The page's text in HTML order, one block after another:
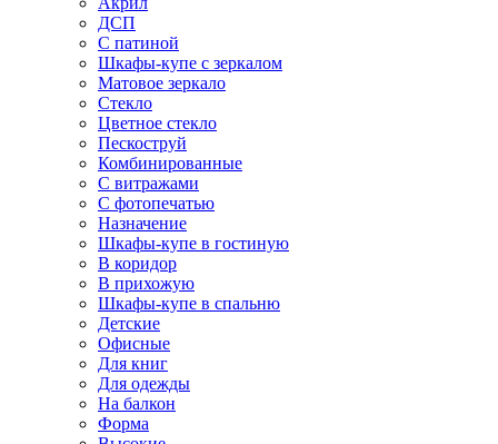
ДСП
С патиной
Шкафы-купе с зеркалом
Матовое зеркало
Стекло
Цветное стекло
Пескоструй
Комбинированные
С витражами
С фотопечатью
Назначение
Шкафы-купе в гостиную
В коридор
В прихожую
Шкафы-купе в спальню
Детские
Офисные
Для книг
Для одежды
На балкон
Форма